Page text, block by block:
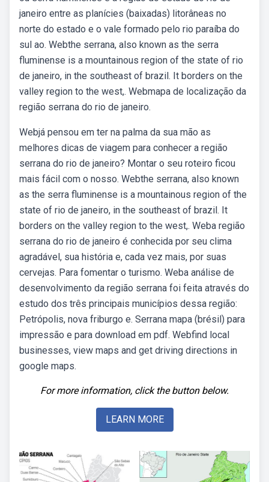
janeiro entre as planícies (baixadas) litorâneas no
norte do estado e o vale formado pelo rio paraíba do
sul ao. Webthe serrana, also known as the serra
fluminense is a mountainous region of the state of rio
de janeiro, in the southeast of brazil. It borders on the
valley region to the west,. Webmapa de localização da
região serrana do rio de janeiro.
Webjá pensou em ter na palma da sua mão as
melhores dicas de viagem para conhecer a região
serrana do rio de janeiro? Montar o seu roteiro ficou
mais fácil com o nosso. Webthe serrana, also known
as the serra fluminense is a mountainous region of the
state of rio de janeiro, in the southeast of brazil. It
borders on the valley region to the west,. Weba região
serrana do rio de janeiro é conhecida por seu clima
agradável, sua história e, cada vez mais, por suas
cervejas. Para fomentar o turismo. Weba análise de
desenvolvimento da região serrana foi feita através do
estudo dos três principais municípios dessa região:
Petrópolis, nova friburgo e. Serrana mapa (brésil) para
impressão e para download em pdf. Webfind local
businesses, view maps and get driving directions in
google maps.
For more information, click the button below.
LEARN MORE